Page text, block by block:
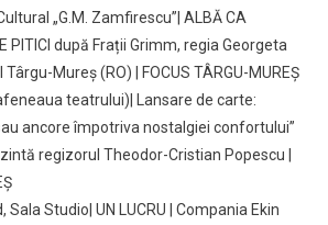
„G.M. Zamfirescu”| ALBĂ CA
PITICI după Frații Grimm, regia Georgeta
Târgu-Mureș (RO) | FOCUS TÂRGU-MUREȘ
teatrului)| Lansare de carte:
ancore împotriva nostalgiei confortului”
regizorul Theodor-Cristian Popescu |
Sala Studio| UN LUCRU | Compania Ekin